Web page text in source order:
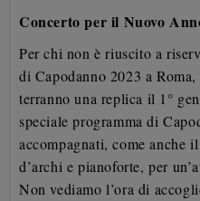
Concerto per il Nuovo
Per chi non è riuscito a
di Capodanno 2023 a
terranno una replica il 1°
speciale programma di
accompagnati, come anche
d’archi e pianoforte, per
Non vediamo l’ora di